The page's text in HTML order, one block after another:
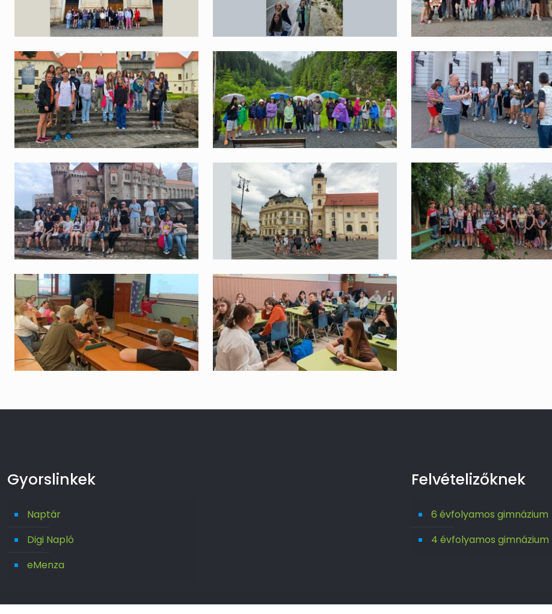
Gyorslinkek
Naptár
Digi Napló
eMenza
Felvételizőknek
6 évfolyamos gimnázium
4 évfolyamos gimnázium